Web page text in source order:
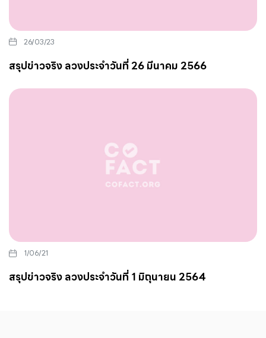
26/03/23
สรุปข่าวจริง ลวงประจำวันที่ 26 มีนาคม 2566
1/06/21
สรุปข่าวจริง ลวงประจำวันที่ 1 มิถุนายน 2564